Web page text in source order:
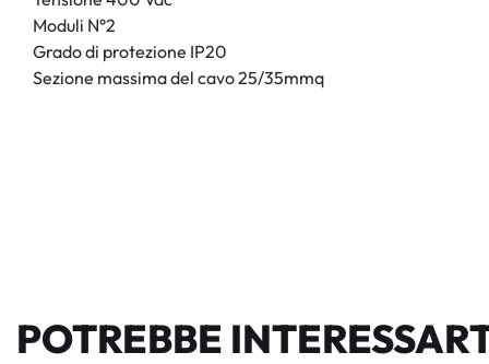
Moduli N°2
Grado di protezione IP20
Sezione massima del cavo 25/35mmq
POTREBBE